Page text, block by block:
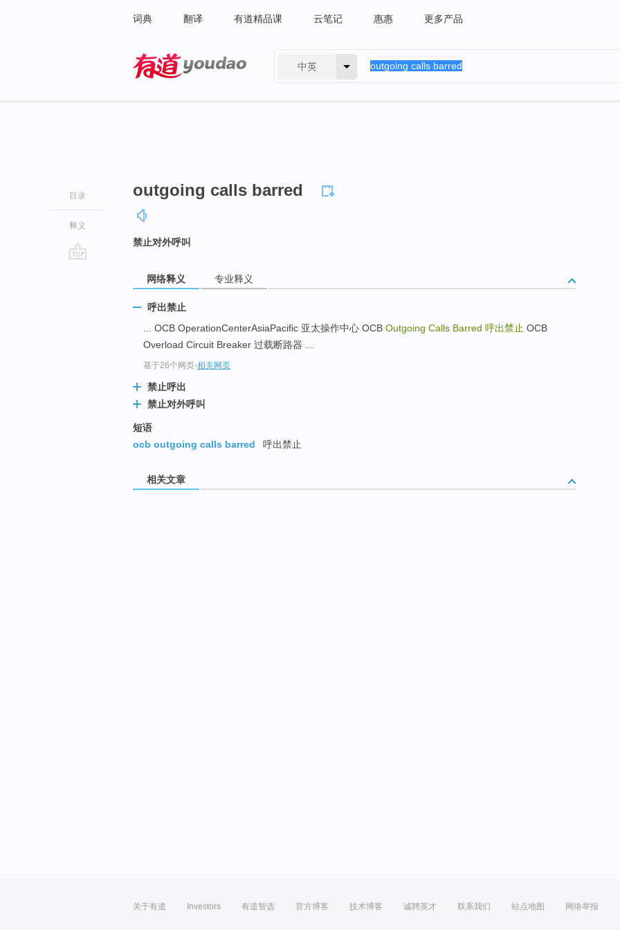
词典 翻译 有道精品课 云笔记 惠惠 更多产品
中英
目录
释义
outgoing calls barred
禁止对外呼叫
网络释义 专业释义
呼出禁止
... OCB OperationCenterAsiaPacific 亚太操作中心 OCB Outgoing Calls Barred 呼出禁止 OCB
Overload Circuit Breaker 过载断路器 ...
基于26个网页-相关网页
禁止呼出
禁止对外呼叫
短语
ocb outgoing calls barred
呼出禁止
相关文章
关于有道 Investors 有道智选 官方博客 技术博客 诚聘英才 联系我们 站点地图 网络举报